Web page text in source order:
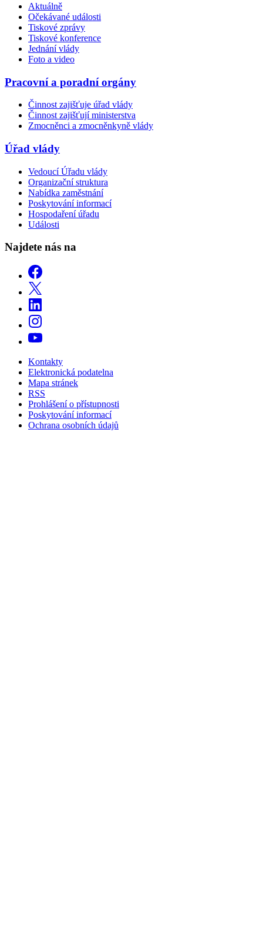
Aktuálně
Očekávané události
Tiskové zprávy
Tiskové konference
Jednání vlády
Foto a video
Pracovní a poradní orgány
Činnost zajišťuje úřad vlády
Činnost zajišťují ministerstva
Zmocněnci a zmocněnkyně vlády
Úřad vlády
Vedoucí Úřadu vlády
Organizační struktura
Nabídka zaměstnání
Poskytování informací
Hospodaření úřadu
Události
Najdete nás na
Kontakty
Elektronická podatelna
Mapa stránek
RSS
Prohlášení o přístupnosti
Poskytování informací
Ochrana osobních údajů